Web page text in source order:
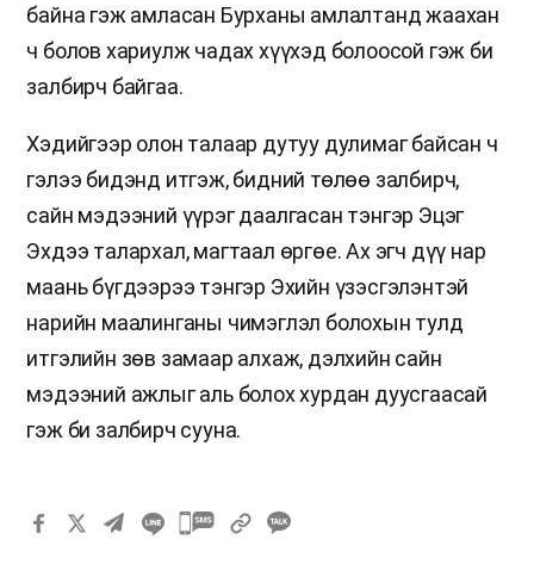
байна гэж амласан Бурханы амлалтанд жаахан
ч болов хариулж чадах хүүхэд болоосой гэж би
залбирч байгаа.
Хэдийгээр олон талаар дутуу дулимаг байсан ч
гэлээ бидэнд итгэж, бидний төлөө залбирч,
сайн мэдээний үүрэг даалгасан тэнгэр Эцэг
Эхдээ талархал, магтаал өргөе. Ах эгч дүү нар
маань бүгдээрээ тэнгэр Эхийн үзэсгэлэнтэй
нарийн маалинганы чимэглэл болохын тулд
итгэлийн зөв замаар алхаж, дэлхийн сайн
мэдээний ажлыг аль болох хурдан дуусгаасай
гэж би залбирч сууна.
카